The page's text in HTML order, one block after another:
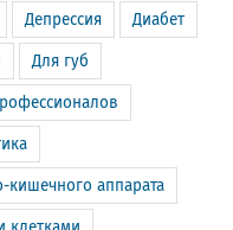
Депрессия Диабет
Для губ
аппарата